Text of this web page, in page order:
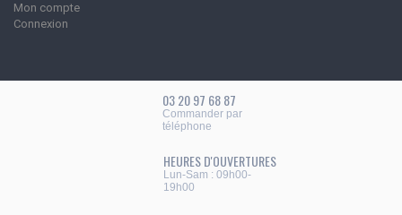
Mon compte
Connexion
03 20 97 68 87
Commander par
téléphone
HEURES D'OUVERTURES
Lun-Sam : 09h00-
19h00